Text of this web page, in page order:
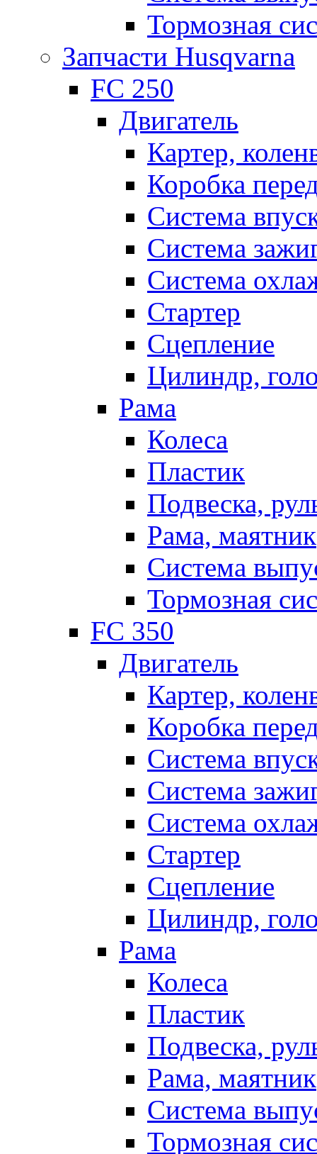
Тормозная
Запчасти Husqvarna
FC 250
Двигатель
Картер,
Коробка
Система
Система
Система
Стартер
Сцепление
Цилиндр,
Рама
Колеса
Пластик
Подвеска,
Рама, маятник
Система
Тормозная
FC 350
Двигатель
Картер,
Коробка
Система
Система
Система
Стартер
Сцепление
Цилиндр,
Рама
Колеса
Пластик
Подвеска,
Рама, маятник
Система
Тормозная